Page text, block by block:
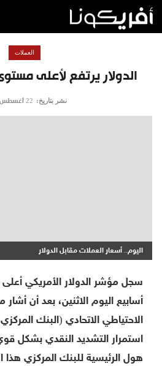
الدولار يرتفع لأعلى مستوى له
العملات
نشر بتاريخ: 22 أغسطس 2022
اليوم.. أسعار العملات مقابل الدولار
أسابيع اليوم الاثنين، بعد أن
الاحتياطي الاتحادي (البنك
استمرار التشديد النقدي بشكل
هول الرئيسية للبنك المركزي هذا